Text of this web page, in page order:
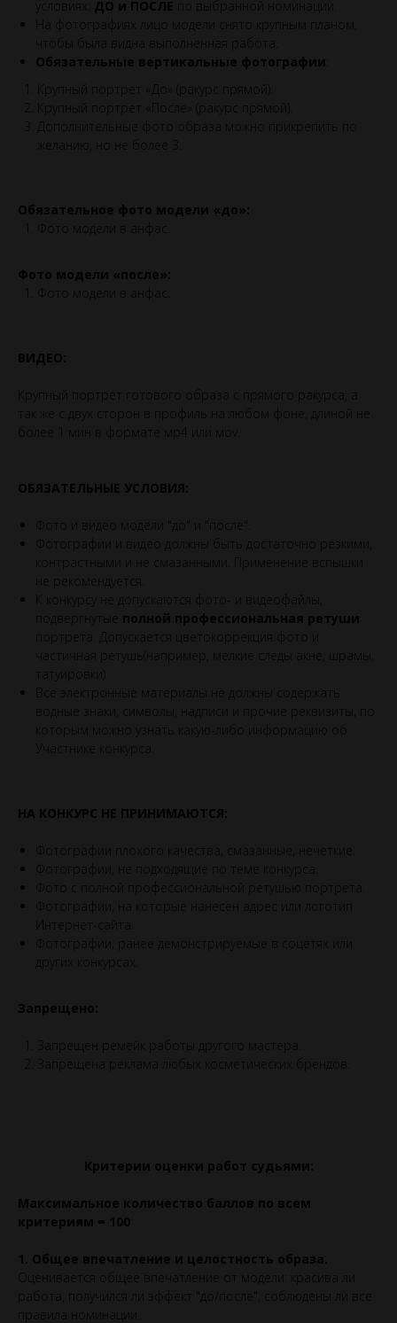
условиях: ДО и ПОСЛЕ
На фотографиях лицо модели снято крупным планом,
чтобы была видна выполненная работа.
Обязательные вертикальные фотографии
Крупный портрет «До» (ракурс прямой).
Крупный портрет «После» (ракурс прямой).
Дополнительные фото образа можно прикрепить по
желанию, но не более 3.
Обязательное фото модели «до»:
Фото модели в анфас.
Фото модели «после»:
Фото модели в анфас.
ВИДЕО:
Крупный портрет готового образа с прямого ракурса, а
так же с двух сторон в профиль на любом фоне, длиной не
более 1 мин в формате мр4 или моv.
ОБЯЗАТЕЛЬНЫЕ УСЛОВИЯ:
Фото и видео модели "до" и "после".
Фотографии и видео должны быть достаточно резкими,
контрастными и не смазанными. Применение вспышки
не рекомендуется.
К конкурсу не допускаются фото- и видеофайлы,
подвергнутые
полной профессиональная ретуши
портрета. Допускается цветокоррекция фото и
частичная ретушь(например, мелкие следы акне, шрамы,
татуировки)
Все электронные материалы не должны содержать
водные знаки, символы, надписи и прочие реквизиты, по
которым можно узнать какую-либо информацию об
Участнике конкурса.
НА КОНКУРС НЕ ПРИНИМАЮТСЯ:
Фотографии плохого качества, смазанные, нечеткие.
Фотографии, не подходящие по теме конкурса.
Фото с полной профессиональной ретушью портрета.
Фотографии, на которые нанесен адрес или логотип
Интернет-сайта.
Фотографии, ранее демонстрируемые в соцетях или
других конкурсах.
Запрещено:
Запрещен ремейк работы другого мастера.
Запрещена реклама любых косметических брендов.
Критерии оценки работ судьями:
Максимальное количество баллов по всем
критериям = 100
1. Общее впечатление и целостность образа.
Оценивается общее впечатление от модели: красива ли
работа, получился ли эффект "до/после", соблюдены ли все